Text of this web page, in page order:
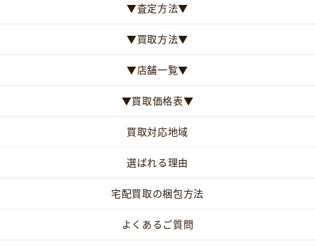
▼査定方法▼
▼買取方法▼
▼店舗一覧▼
▼買取価格表▼
買取対応地域
選ばれる理由
宅配買取の梱包方法
よくあるご質問